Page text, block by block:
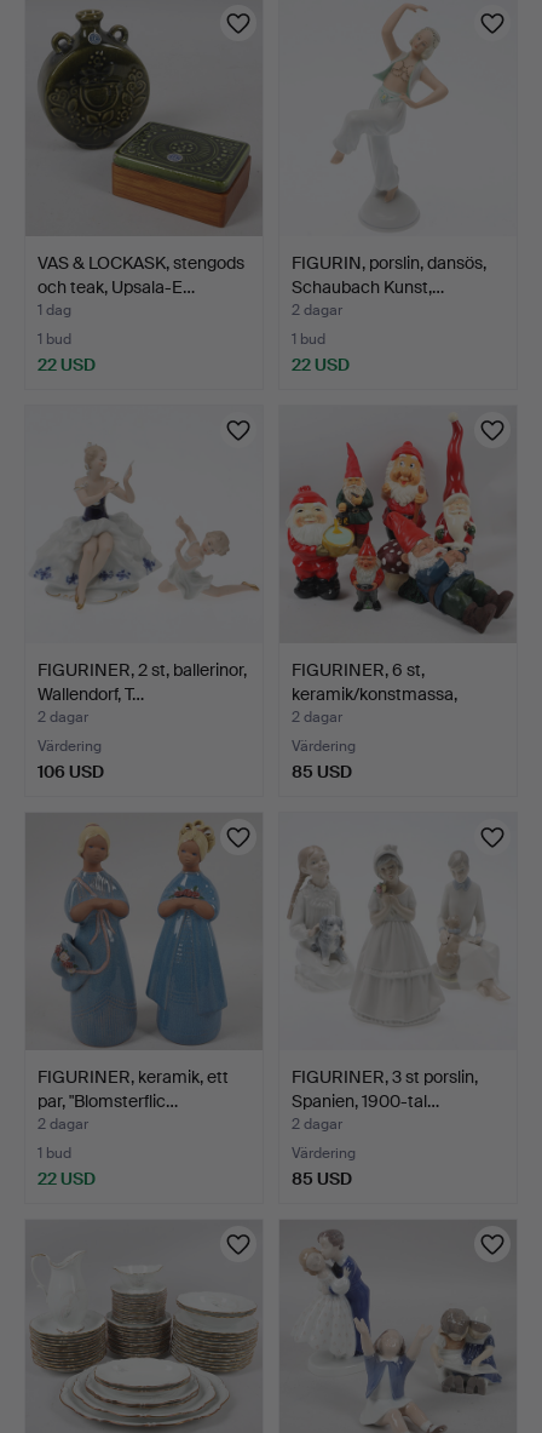
VAS & LOCKASK, stengods
och teak, Upsala-E…
1 dag
1 bud
22 USD
FIGURIN, porslin, dansös,
Schaubach Kunst,…
2 dagar
1 bud
22 USD
FIGURINER, 2 st, ballerinor,
Wallendorf, T…
2 dagar
Värdering
106 USD
FIGURINER, 6 st,
keramik/konstmassa,
tomta…
2 dagar
Värdering
85 USD
FIGURINER, keramik, ett
par, "Blomsterflic…
2 dagar
1 bud
22 USD
FIGURINER, 3 st porslin,
Spanien, 1900-tal…
2 dagar
Värdering
85 USD